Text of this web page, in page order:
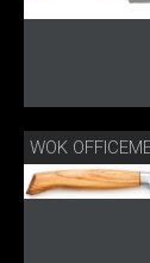
WOK